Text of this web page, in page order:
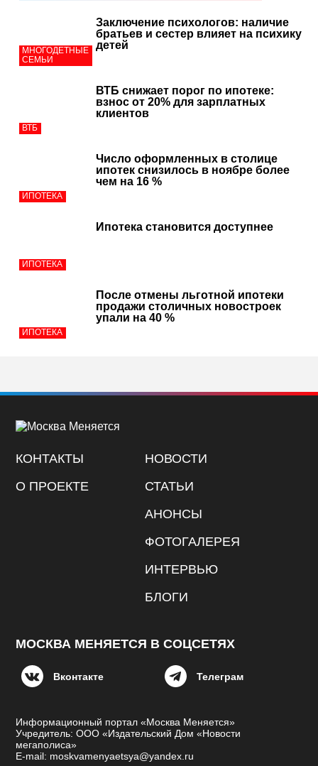
МНОГОДЕТНЫЕ
СЕМЬИ
Заключение психологов: наличие
братьев и сестер влияет на психику
детей
ВТБ
ВТБ снижает порог по ипотеке:
взнос от 20% для зарплатных
клиентов
ИПОТЕКА
Число оформленных в столице
ипотек снизилось в ноябре более
чем на 16 %
ИПОТЕКА
Ипотека становится доступнее
ИПОТЕКА
После отмены льготной ипотеки
продажи столичных новостроек
упали на 40 %
КОНТАКТЫ
О ПРОЕКТЕ
НОВОСТИ
СТАТЬИ
АНОНСЫ
ФОТОГАЛЕРЕЯ
ИНТЕРВЬЮ
БЛОГИ
МОСКВА МЕНЯЕТСЯ В СОЦСЕТЯХ
Вконтакте Телеграм
Информационный портал «Москва Меняется»
Учредитель: ООО «Издательский Дом «Новости
мегаполиса»
E-mail: moskvamenyaetsya@yandex.ru